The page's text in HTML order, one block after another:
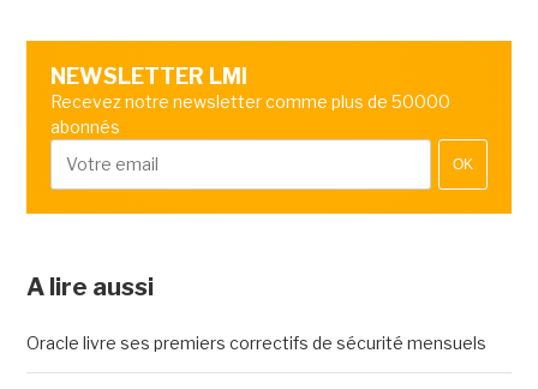
NEWSLETTER LMI
Recevez notre newsletter comme plus de 50000
abonnés
OK
A lire aussi
Oracle livre ses premiers correctifs de sécurité mensuels